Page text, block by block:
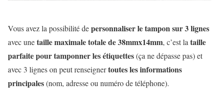
Vous avez la possibilité depersonnaliser le tampon sur 3 lignes
avec unetaille maximale totale de 38mmx14mm, c’est la taille
parfaite pour tamponner les étiquettes(ça ne dépasse pas) et
avec 3 lignes on peut renseignertoutes les informations
principales(nom, adresse ou numéro de téléphone).